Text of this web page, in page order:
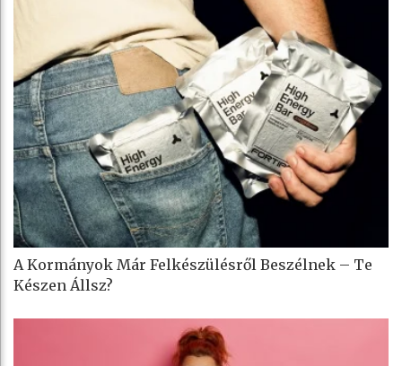
A Kormányok Már Felkészülésről Beszélnek – Te
Készen Állsz?